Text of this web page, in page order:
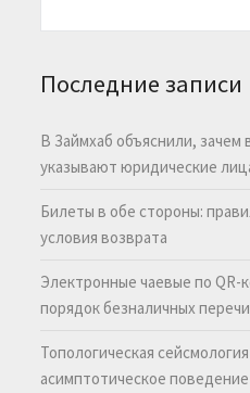
Последние записи
В Займхаб объяснили, зачем
указывают юридические
Билеты в обе стороны:
условия возврата
Электронные чаевые по QR-
порядок безналичных
Топологическая
асимптотическое